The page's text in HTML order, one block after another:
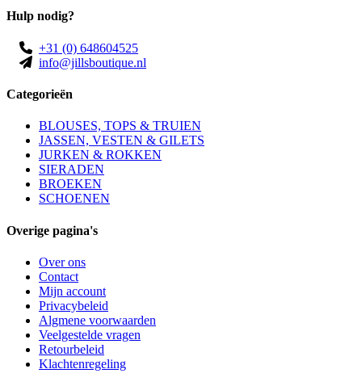
Hulp nodig?
+31 (0) 648604525
info@jillsboutique.nl
Categorieën
BLOUSES, TOPS & TRUIEN
JASSEN, VESTEN & GILETS
JURKEN & ROKKEN
SIERADEN
BROEKEN
SCHOENEN
Overige pagina's
Over ons
Contact
Mijn account
Privacybeleid
Algmene voorwaarden
Veelgestelde vragen
Retourbeleid
Klachtenregeling